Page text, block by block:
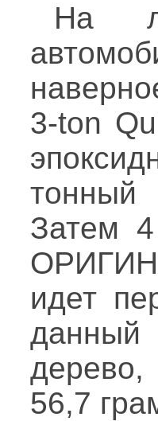
На
3-ton
тонный
Затем
идет
данный
56,7